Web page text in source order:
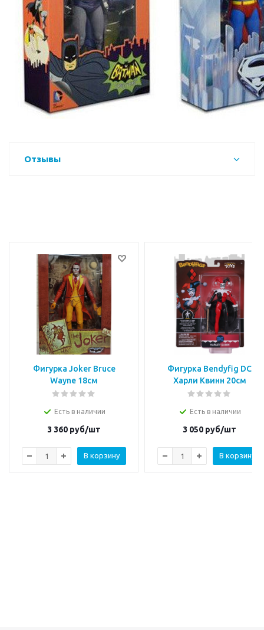
Отзывы
Фигурка Joker Bruce
Wayne 18см
Есть в наличии
3 360 руб/шт
В корзину
Фигурка Bendyfig DC
Харли Квинн 20см
Есть в наличии
3 050 руб/шт
В корзину